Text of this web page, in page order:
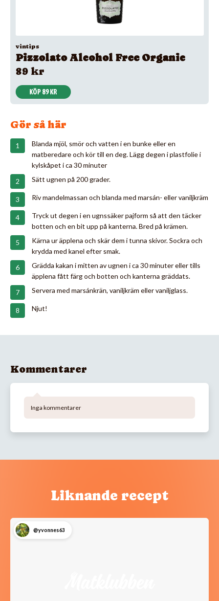
vintips
Pizzolato Alcohol Free Organic
89 kr
KÖP 89 KR
Gör så här
Blanda mjöl, smör och vatten i en bunke eller en
matberedare och kör till en deg. Lägg degen i plastfolie i
kylskåpet i ca 30 minuter
Sätt ugnen på 200 grader.
Riv mandelmassan och blanda med marsán- eller vaniljkräm
Tryck ut degen i en ugnssäker pajform så att den täcker
botten och en bit upp på kanterna. Bred på krämen.
Kärna ur äpplena och skär dem i tunna skivor. Sockra och
krydda med kanel efter smak.
Grädda kakan i mitten av ugnen i ca 30 minuter eller tills
äpplena fått färg och botten och kanterna gräddats.
Servera med marsánkrän, vaniljkräm eller vaniljglass.
Njut!
Kommentarer
Inga kommentarer
Liknande recept
@yvonnes63